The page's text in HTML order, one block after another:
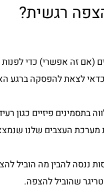
רגשית?
(אם זה אפשרי) כדי
כדאי לצאת להפסקה
בתסמינים פיזיים כגון
מערכת העצבים שלנו
ננסה להבין מה הוביל
שהוביל להצפה.